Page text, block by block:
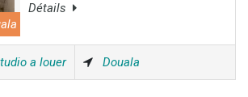
Détails
a louer Douala